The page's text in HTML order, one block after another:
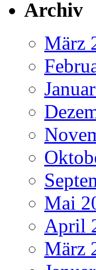
Archiv
März
Mai
April
März